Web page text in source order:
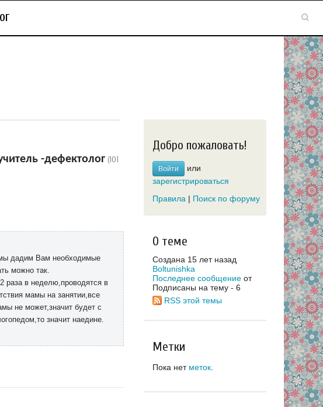
-дефектолог (101
дадим Вам необходимые
можно так.
раза в неделю,проводятся в
мамы на занятии,все
не может,значит будет с
значит наедине.
Добро пожаловать!
Войти
или
зарегистрироваться
Правила | Поиск по форуму
О теме
Создана 15 лет назад
Boltunishka
Последнее сообщение от
Подписаны на тему - 6
RSS этой темы
Метки
Пока нет меток